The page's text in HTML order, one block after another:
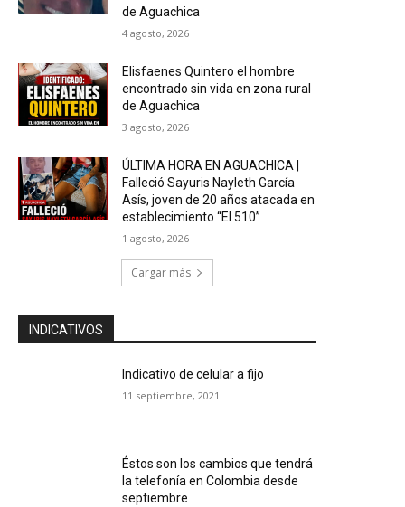
de Aguachica
4 agosto, 2026
Elisfaenes Quintero el hombre
encontrado sin vida en zona rural
de Aguachica
3 agosto, 2026
ÚLTIMA HORA EN AGUACHICA |
Falleció Sayuris Nayleth García
Asís, joven de 20 años atacada en
establecimiento “El 510”
1 agosto, 2026
Cargar más
INDICATIVOS
Indicativo de celular a fijo
11 septiembre, 2021
Éstos son los cambios que tendrá
la telefonía en Colombia desde
septiembre